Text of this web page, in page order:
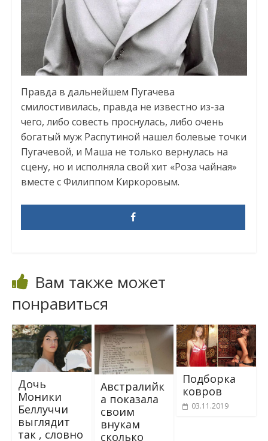
Правда в дальнейшем Пугачева
смилостивилась, правда не известно из-за
чего, либо совесть проснулась, либо очень
богатый муж Распутиной нашел болевые точки
Пугачевой, и Маша не только вернулась на
сцену, но и исполняла свой хит «Роза чайная»
вместе с Филиппом Киркоровым.
Вам также может
понравиться
Дочь
Моники
Беллуччи
выглядит
так , словно
Австралийк
а показала
своим
внукам
сколько
Подборка
ковров
03.11.2019